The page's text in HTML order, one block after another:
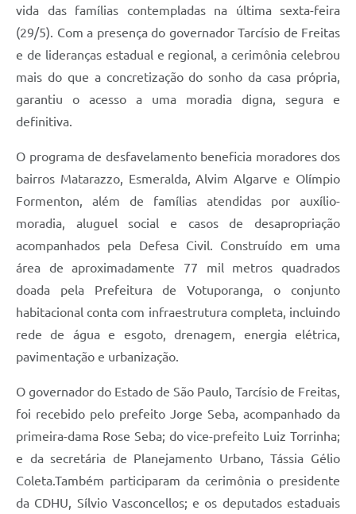
vida das famílias contempladas na última sexta-feira
(29/5). Com a presença do governador Tarcísio de Freitas
e de lideranças estadual e regional, a cerimônia celebrou
mais do que a concretização do sonho da casa própria,
garantiu o acesso a uma moradia digna, segura e
definitiva.
O programa de desfavelamento beneficia moradores dos
bairros Matarazzo, Esmeralda, Alvim Algarve e Olímpio
Formenton, além de famílias atendidas por auxílio-
moradia, aluguel social e casos de desapropriação
acompanhados pela Defesa Civil. Construído em uma
área de aproximadamente 77 mil metros quadrados
doada pela Prefeitura de Votuporanga, o conjunto
habitacional conta com infraestrutura completa, incluindo
rede de água e esgoto, drenagem, energia elétrica,
pavimentação e urbanização.
O governador do Estado de São Paulo, Tarcísio de Freitas,
foi recebido pelo prefeito Jorge Seba, acompanhado da
primeira-dama Rose Seba; do vice-prefeito Luiz Torrinha;
e da secretária de Planejamento Urbano, Tássia Gélio
Coleta.Também participaram da cerimônia o presidente
da CDHU, Sílvio Vasconcellos; e os deputados estaduais